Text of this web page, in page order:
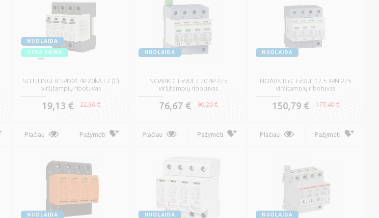
NUOLAIDA
GERA KAINA
SCHELINGER SPD01 4P 20kA T2 (C)
viršįtampių ribotuvas
19,13 € 22,50 €
Plačiau Pažymėti
NUOLAIDA
NOARK C Ex9UE2 20 4P 275
viršįtampių ribotuvas
76,67 € 90,20 €
Plačiau Pažymėti
NUOLAIDA
NOARK B+C Ex9UE 12.5 3PN 275
viršįtampių ribotuvas
150,79 € 177,40 €
Plačiau Pažymėti
NUOLAIDA NUOLAIDA NUOLAIDA